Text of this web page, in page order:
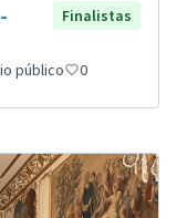
Finalistas
público 0